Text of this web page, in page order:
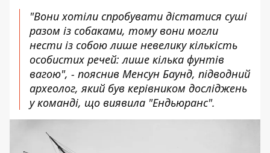
"Вони хотіли спробувати дістатися суші
разом із собаками, тому вони могли
нести із собою лише невелику кількість
особистих речей: лише кілька фунтів
вагою", - пояснив Менсун Баунд, підводний
археолог, який був керівником досліджень
у команді, що виявила "Ендьюранс".